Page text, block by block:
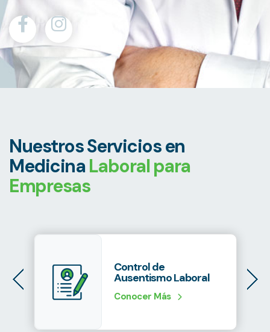
Nuestros Servicios en
MedicinaLaboral para
Empresas
Control de
Ausentismo Laboral
Conocer Más